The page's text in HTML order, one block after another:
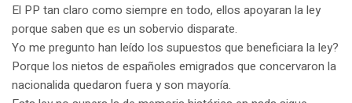
El PP tan claro como siempre en todo, ellos apoyaran la ley
porque saben que es un sobervio disparate.
Yo me pregunto han leído los supuestos que beneficiara la ley?
Porque los nietos de españoles emigrados que concervaron la
nacionalida quedaron fuera y son mayoría.